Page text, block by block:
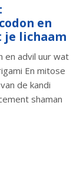
en
je lichaam
en advil uur wat
En mitose
de kandi
shaman